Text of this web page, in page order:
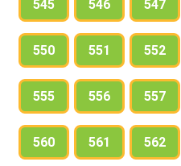
545 546 547
550 551 552
555 556 557
560 561 562